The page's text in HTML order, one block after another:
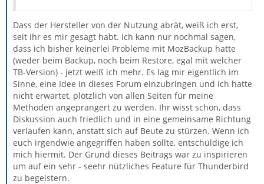
Dass der Hersteller von der Nutzung abrät, weiß ich erst,
seit ihr es mir gesagt habt. Ich kann nur nochmal sagen,
dass ich bisher keinerlei Probleme mit MozBackup hatte
(weder beim Backup, noch beim Restore, egal mit welcher
TB-Version) - jetzt weiß ich mehr. Es lag mir eigentlich im
Sinne, eine Idee in dieses Forum einzubringen und ich hatte
nicht erwartet, plötzlich von allen Seiten für meine
Methoden angeprangert zu werden. Ihr wisst schon, dass
Diskussion auch friedlich und in eine gemeinsame Richtung
verlaufen kann, anstatt sich auf Beute zu stürzen. Wenn ich
euch irgendwie angegriffen haben sollte, entschuldige ich
mich hiermit. Der Grund dieses Beitrags war zu inspirieren
um auf ein sehr - seehr nützliches Feature für Thunderbird
zu begeistern.